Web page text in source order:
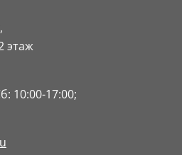
этаж
10:00-17:00;